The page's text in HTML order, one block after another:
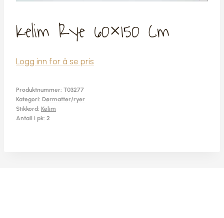
Kelim Rye 60×150 Cm
Logg inn for å se pris
Produktnummer: T03277
Kategori: Dørmatter/ryer
Stikkord: Kelim
Antall i pk: 2